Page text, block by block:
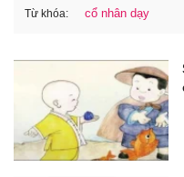
Từ khóa: cổ nhân dạy